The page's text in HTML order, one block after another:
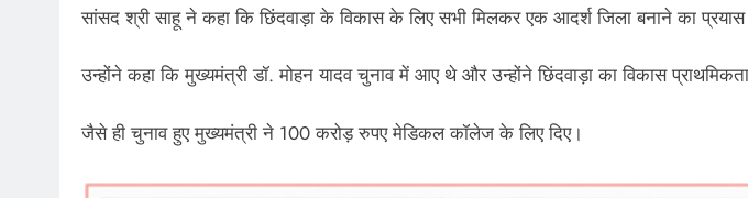
सांसद श्री साहू ने कहा कि छिंदवाड़ा के विकास के लिए सभी मिलकर एक आदर्श जिला बनाने का
उन्होंने कहा कि मुख्यमंत्री डॉ. मोहन यादव चुनाव में आए थे और उन्होंने छिंदवाड़ा का विकास
जैसे ही चुनाव हुए मुख्यमंत्री ने 100 करोड़ रुपए मेडिकल कॉलेज के लिए दिए।